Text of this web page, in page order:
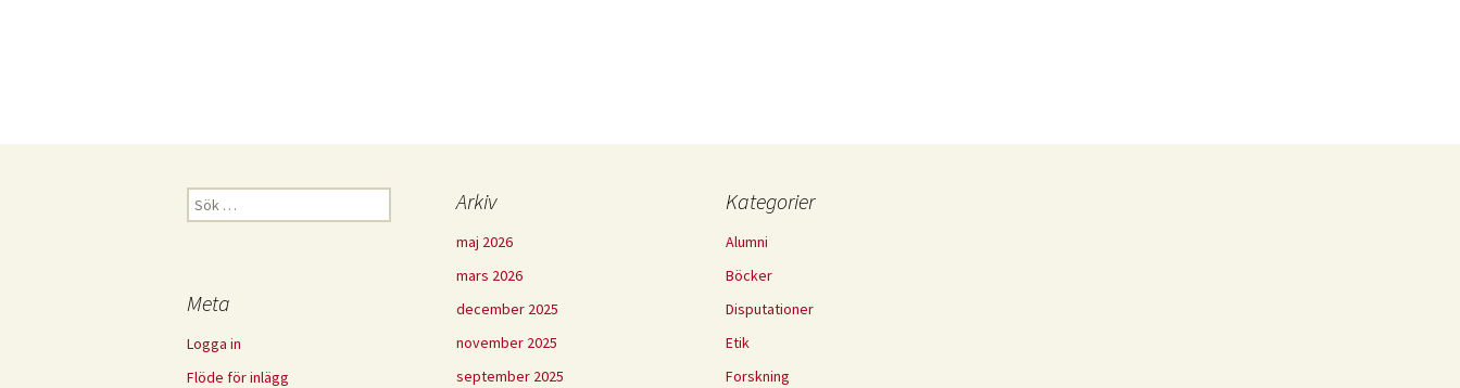
Sök
efter:
Arkiv
maj 2026
mars 2026
december 2025
november 2025
september 2025
Kategorier
Alumni
Böcker
Disputationer
Etik
Forskning
Meta
Logga in
Flöde för inlägg